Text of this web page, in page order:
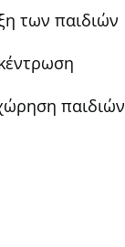
των παιδιών
παιδιών